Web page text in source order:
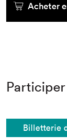
Acheter
Billetterie